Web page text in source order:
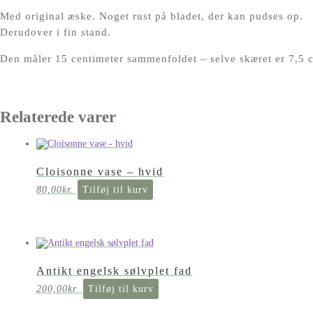
Med original æske. Noget rust på bladet, der kan pudses op.
Derudover i fin stand.
Den måler 15 centimeter sammenfoldet – selve skæret er 7,5
Relaterede varer
Cloisonne vase – hvid
80,00kr. Tilføj til kurv
Antikt engelsk sølvplet fad
200,00kr. Tilføj til kurv